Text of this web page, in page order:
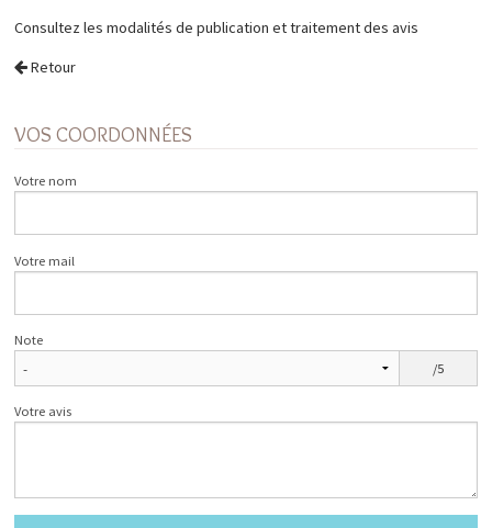
Consultez lesmodalités de publication et traitement des avis
Retour
VOS COORDONNÉES
Votre nom
Votre mail
Note
/5
Votre avis